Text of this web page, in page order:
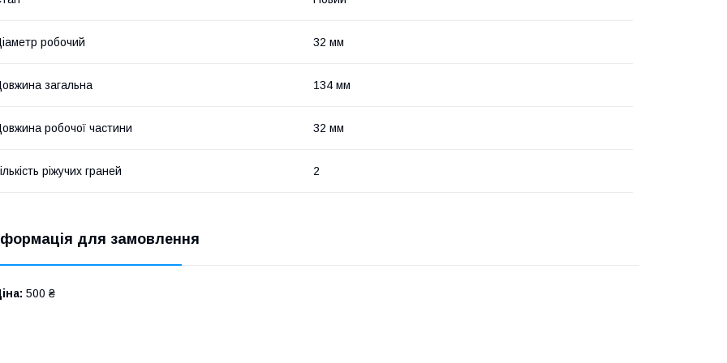
робочий 32 мм
загальна 134 мм
робочої частини 32 мм
ріжучих граней 2
для замовлення
500 ₴